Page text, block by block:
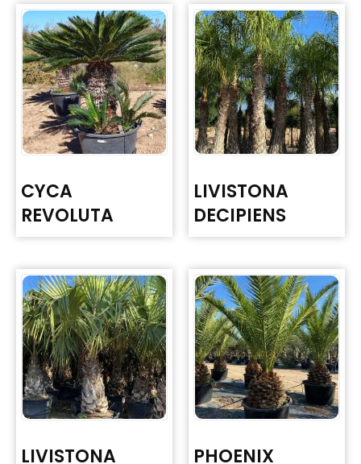
CYCA
REVOLUTA
LIVISTONA
DECIPIENS
LIVISTONA
PHOENIX